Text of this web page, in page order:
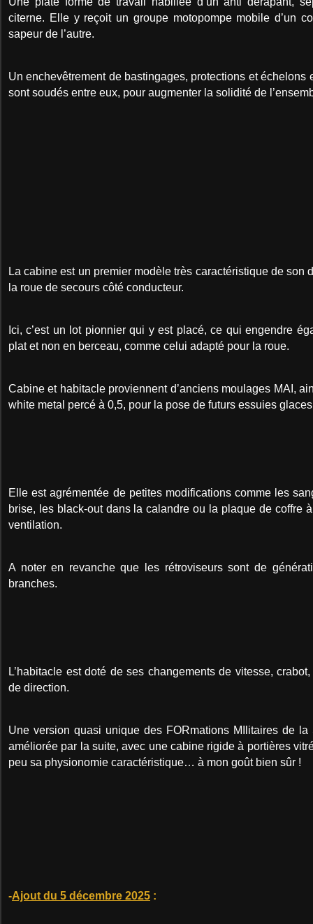
citerne. Elle y reçoit un groupe motopompe mobile d’un
sapeur de l’autre.
Un enchevêtrement de bastingages, protections et échelons
sont soudés entre eux, pour augmenter la solidité de
La cabine est un premier modèle très caractéristique de son
la roue de secours côté conducteur.
Ici, c’est un lot pionnier qui y est placé, ce qui engendre
plat et non en berceau, comme celui adapté pour la roue.
Cabine et habitacle proviennent d’anciens moulages MAI,
white metal percé à 0,5, pour la pose de futurs essuies
Elle est agrémentée de petites modifications comme les
brise, les black-out dans la calandre ou la plaque de coffre
ventilation.
A noter en revanche que les rétroviseurs sont de
branches.
L’habitacle est doté de ses changements de vitesse,
de direction.
Une version quasi unique des FORmations MIlitaires de
améliorée par la suite, avec une cabine rigide à portières
peu sa physionomie caractéristique… à mon goût bien sûr !
-Ajout du 5 décembre 2025 :